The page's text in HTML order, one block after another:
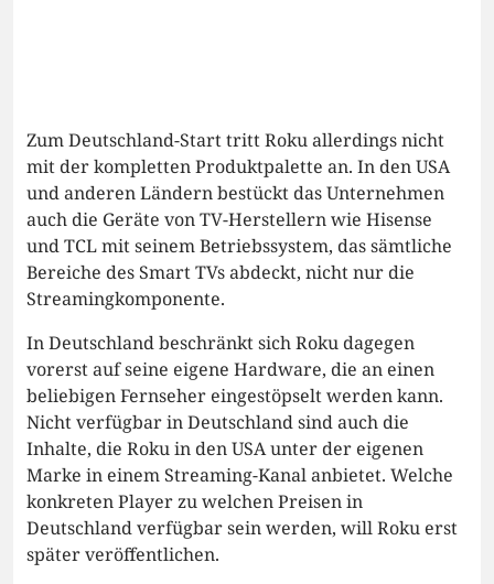
Zum Deutschland-Start tritt Roku allerdings nicht
mit der kompletten Produktpalette an. In den USA
und anderen Ländern bestückt das Unternehmen
auch die Geräte von TV-Herstellern wie Hisense
und TCL mit seinem Betriebssystem, das sämtliche
Bereiche des Smart TVs abdeckt, nicht nur die
Streamingkomponente.
In Deutschland beschränkt sich Roku dagegen
vorerst auf seine eigene Hardware, die an einen
beliebigen Fernseher eingestöpselt werden kann.
Nicht verfügbar in Deutschland sind auch die
Inhalte, die Roku in den USA unter der eigenen
Marke in einem Streaming-Kanal anbietet. Welche
konkreten Player zu welchen Preisen in
Deutschland verfügbar sein werden, will Roku erst
später veröffentlichen.